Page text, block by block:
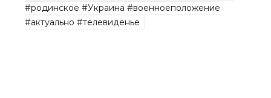
#родинское #Украина #военноеположение
#актуально #телевиденье